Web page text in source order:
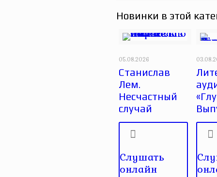
Новинки в этой
05.08.2026
Станислав
Лем.
Несчастный
случай
Слушать
онлайн